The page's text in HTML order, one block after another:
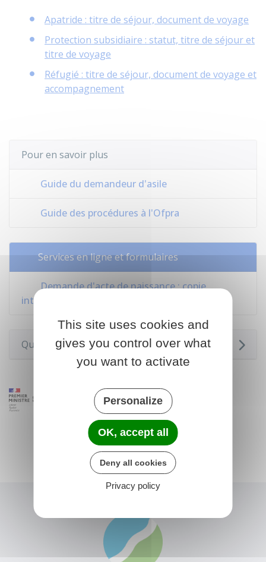
Apatride : titre de séjour, document de voyage
Protection subsidiaire : statut, titre de séjour et
titre de voyage
Réfugié : titre de séjour, document de voyage et
accompagnement
Pour en savoir plus
Guide du demandeur d'asile
Guide des procédures à l'Ofpra
Services en ligne et formulaires
Demande d'acte de naissance : copie
intégrale ou extrait (réfugié ou apatride)
Questions ? Réponses !
This site uses cookies and
gives you control over what
you want to activate
Personalize
OK, accept all
Deny all cookies
Privacy policy